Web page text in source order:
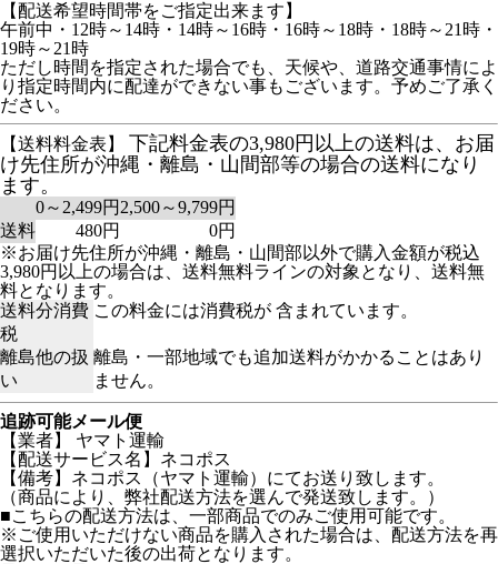
【配送希望時間帯をご指定出来ます】
午前中・12時～14時・14時～16時・16時～18時・18時～21時・
19時～21時
ただし時間を指定された場合でも、天候や、道路交通事情によ
り指定時間内に配達ができない事もございます。予めご了承く
ださい。
【送料料金表】
下記料金表の3,980円以上の送料は、お届
け先住所が沖縄・離島・山間部等の場合の送料になり
ます。
0～2,499円 2,500～9,799円
送料
480円
0円
※お届け先住所が沖縄・離島・山間部以外で購入金額が税込
3,980円以上の場合は、送料無料ラインの対象となり、送料無
料となります。
送料分消費
税
この料金には消費税が 含まれています。
離島他の扱
い
離島・一部地域でも追加送料がかかることはあり
ません。
追跡可能メール便
【業者】 ヤマト運輸
【配送サービス名】ネコポス
【備考】ネコポス（ヤマト運輸）にてお送り致します。
（商品により、弊社配送方法を選んで発送致します。）
■こちらの配送方法は、一部商品でのみご使用可能です。
※ご使用いただけない商品を購入された場合は、配送方法を再
選択いただいた後の出荷となります。